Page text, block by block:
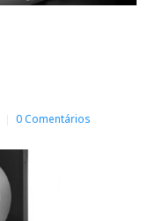
0 Comentários